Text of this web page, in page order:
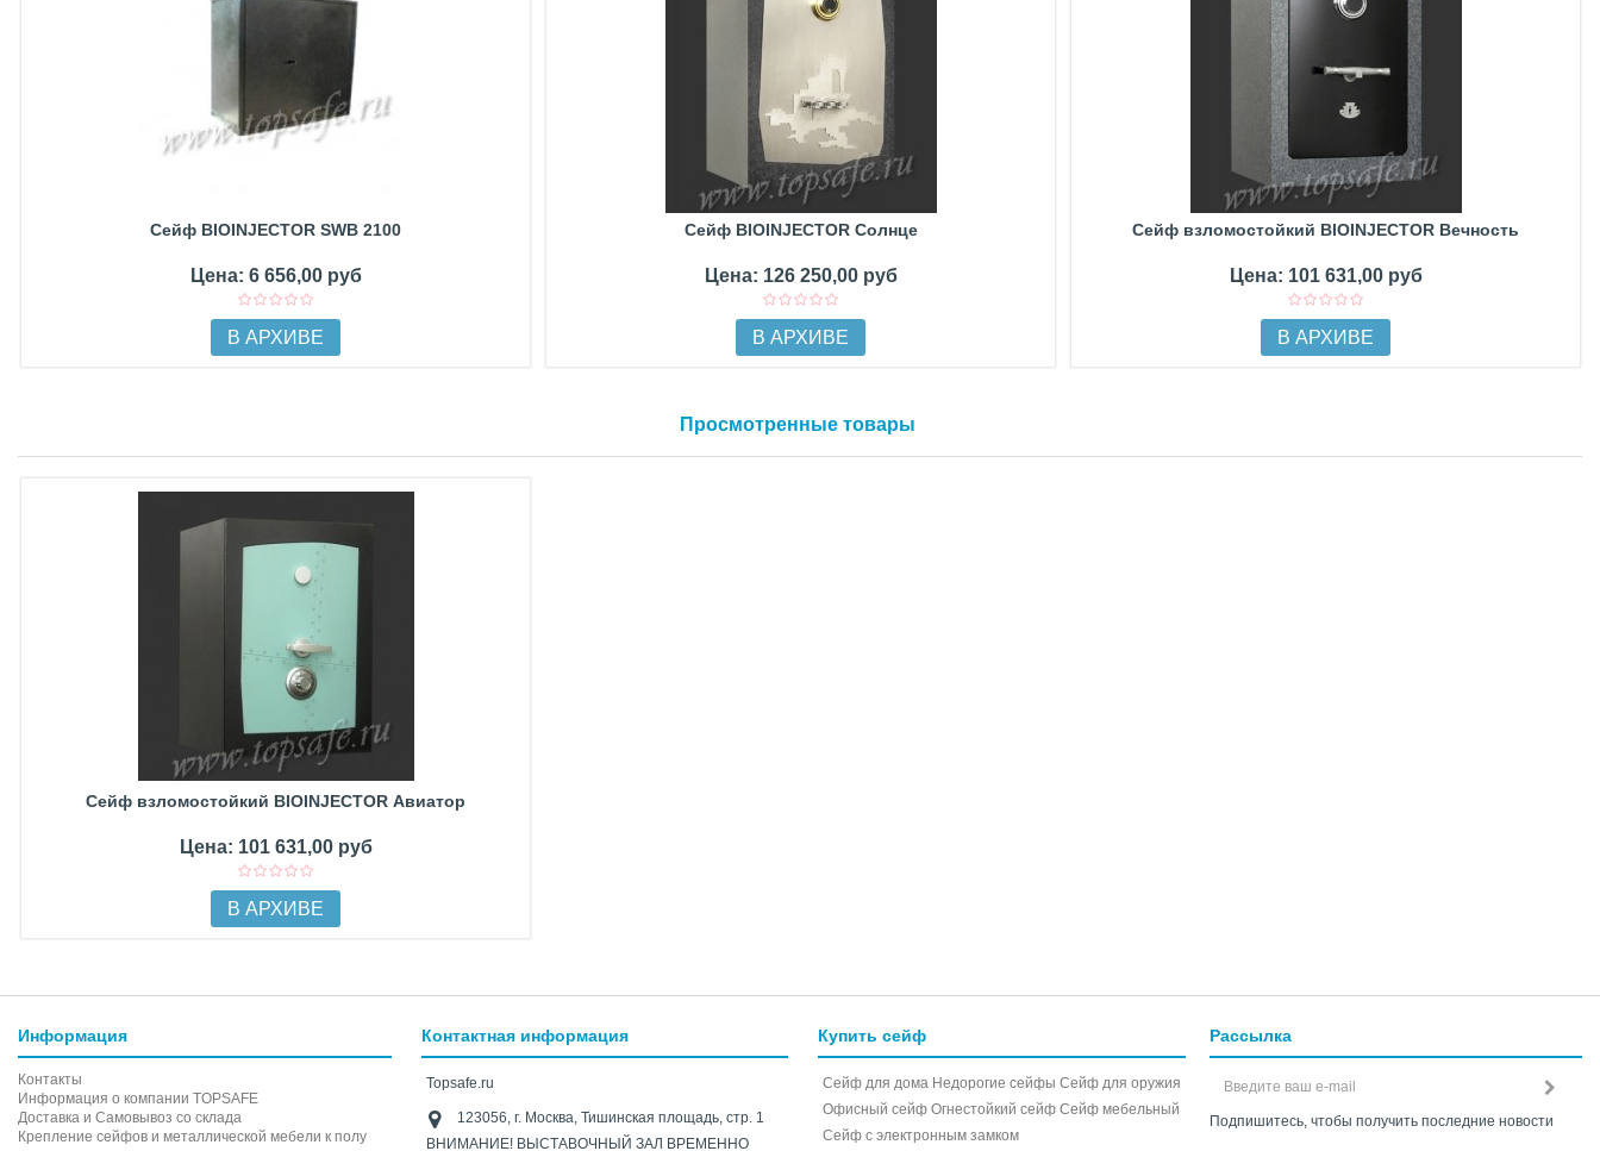
Сейф BIOINJECTOR SWB 2100
Цена: 6 656,00 руб
В АРХИВЕ
Сейф BIOINJECTOR Солнце
Цена: 126 250,00 руб
В АРХИВЕ
Сейф взломостойкий BIOINJECTOR Вечность
Цена: 101 631,00 руб
В АРХИВЕ
Просмотренные товары
Сейф взломостойкий BIOINJECTOR Авиатор
Цена: 101 631,00 руб
В АРХИВЕ
Информация
Контакты
Информация о компании TOPSAFE
Доставка и Самовывоз со склада
Крепление сейфов и металлической мебели к полу
Контактная информация
Topsafe.ru
123056, г. Москва, Тишинская площадь, стр. 1
ВНИМАНИЕ! ВЫСТАВОЧНЫЙ ЗАЛ ВРЕМЕННО
Купить сейф
Сейф для дома Недорогие сейфы Сейф для оружия
Офисный сейф Огнестойкий сейф Сейф мебельный
Cейф с электронным замком
Рассылка
Подпишитесь, чтобы получить последние новости